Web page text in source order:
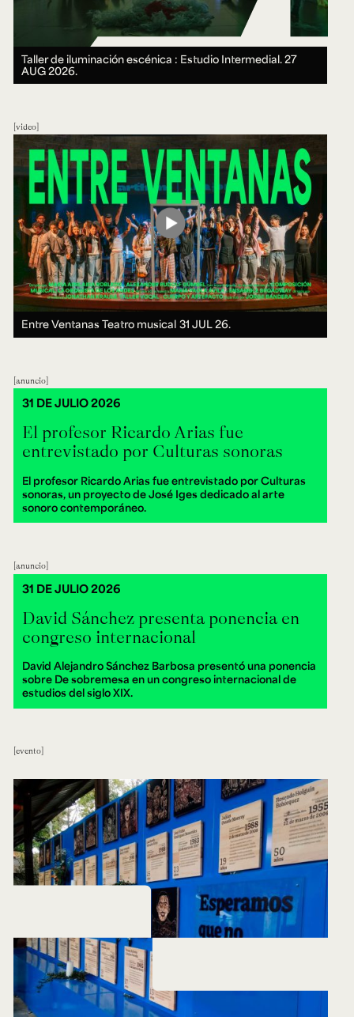
Taller de iluminación escénica : Estudio Intermedial.27
AUG 2026.
video
Entre Ventanas Teatro musical 31 JUL 26.
anuncio
El profesor Ricardo Arias fue
entrevistado por Culturas sonoras
El profesor Ricardo Arias fue entrevistado por Culturas
sonoras, un proyecto de José Iges dedicado al arte
sonoro contemporáneo.
31 DE JULIO 2026
anuncio
David Sánchez presenta ponencia en
congreso internacional
David Alejandro Sánchez Barbosa presentó una ponencia
sobre De sobremesa en un congreso internacional de
estudios del siglo XIX.
31 DE JULIO 2026
evento